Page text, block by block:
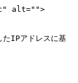
alt="">
たIPアドレスに基